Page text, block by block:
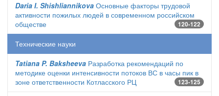
Daria I. Shishliannikova Основные факторы трудовой
активности пожилых людей в современном российском
обществе
120-122
Технические науки
Tatiana P. Baksheeva Разработка рекомендаций по
методике оценки интенсивности потоков ВС в часы пик в
зоне ответственности Котласского РЦ
123-125